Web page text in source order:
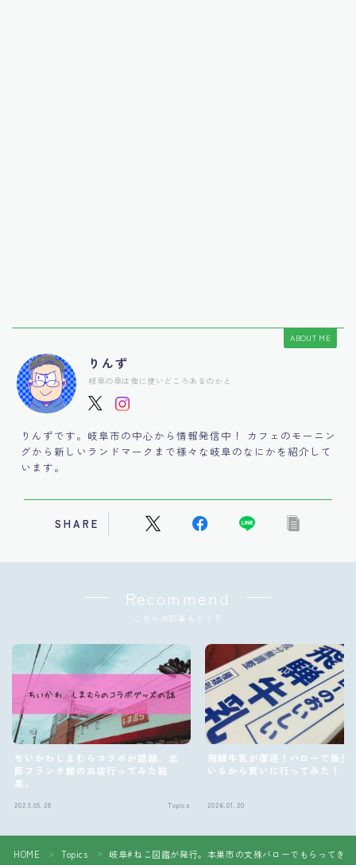
ABOUT ME
りんず
岐阜の阜は他に使いどころあるのかと
りんずです。岐阜市の中心から情報発信中！ カフェのモーニン
グから新しいランドマークまで様々な岐阜のなにかを紹介して
います。
SHARE
Recommend
こちらの記事もどうぞ
ちいかわしまむらコラボが話題。忠
節フランテ館のお店行ってみた結
果。
2023.05.28 Topics
飛騨牛乳が復活！バローで販売
いるから買いに行ってみた！
2026.01.20
HOME ＞ Topics ＞ 岐阜#ねこ図鑑が発行。本巣市の文殊バローでもらってき